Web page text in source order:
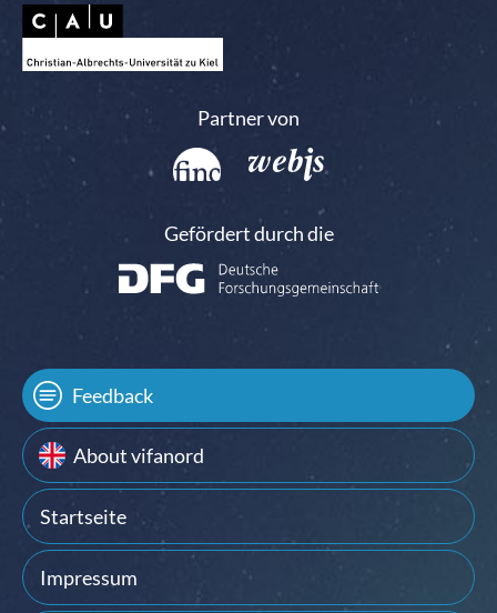
Partner von
Gefördert durch die
Feedback
About vifanord
Startseite
Impressum